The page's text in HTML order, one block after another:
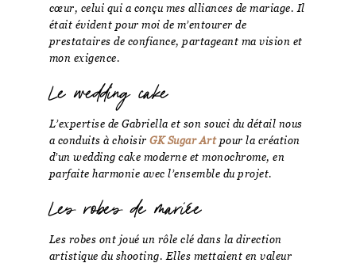
cœur, celui qui a conçu mes alliances de mariage. Il
était évident pour moi de m’entourer de
prestataires de confiance, partageant ma vision et
mon exigence.
Le wedding cake
L’expertise de Gabriella et son souci du détail nous
a conduits à choisir GK Sugar Artpour la création
d’un wedding cake moderne et monochrome, en
parfaite harmonie avec l’ensemble du projet.
Les robes de mariée
Les robes ont joué un rôle clé dans la direction
artistique du shooting. Elles mettaient en valeur